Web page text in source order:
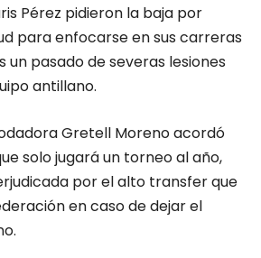
Pérez pidieron la baja por
para enfocarse en sus carreras
un pasado de severas lesiones
antillano.
Gretell Moreno acordó
solo jugará un torneo al año,
por el alto transfer que
en caso de dejar el